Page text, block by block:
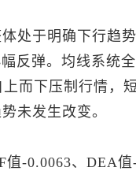
体处于明确下行趋
反弹。均线系统
而下压制行情，
未发生改变。
-0.0063、DEA